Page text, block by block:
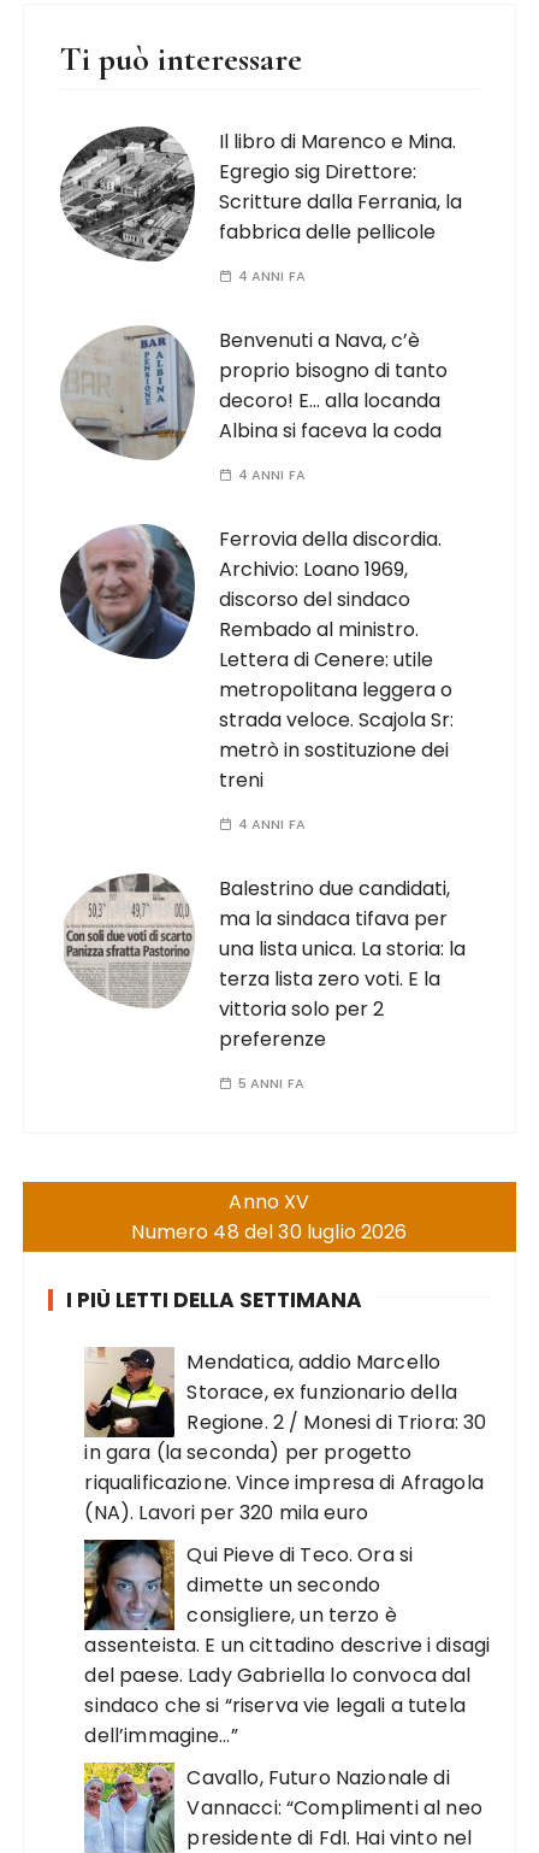
Ti può interessare
Il libro di Marenco e Mina.
Egregio sig Direttore:
Scritture dalla Ferrania, la
fabbrica delle pellicole
4 ANNI FA
Benvenuti a Nava, c’è
proprio bisogno di tanto
decoro! E… alla locanda
Albina si faceva la coda
4 ANNI FA
Ferrovia della discordia.
Archivio: Loano 1969,
discorso del sindaco
Rembado al ministro.
Lettera di Cenere: utile
metropolitana leggera o
strada veloce. Scajola Sr:
metrò in sostituzione dei
treni
4 ANNI FA
Balestrino due candidati,
ma la sindaca tifava per
una lista unica. La storia: la
terza lista zero voti. E la
vittoria solo per 2
preferenze
5 ANNI FA
Anno XV
Numero 48 del 30 luglio 2026
I PIÙ LETTI DELLA SETTIMANA
Mendatica, addio Marcello
Storace, ex funzionario della
Regione. 2 / Monesi di Triora: 30
in gara (la seconda) per progetto
riqualificazione. Vince impresa di Afragola
(NA). Lavori per 320 mila euro
Qui Pieve di Teco. Ora si
dimette un secondo
consigliere, un terzo è
assenteista. E un cittadino descrive i disagi
del paese. Lady Gabriella lo convoca dal
sindaco che si “riserva vie legali a tutela
dell’immagine…”
Cavallo, Futuro Nazionale di
Vannacci: “Complimenti al neo
presidente di FdI. Hai vinto nel